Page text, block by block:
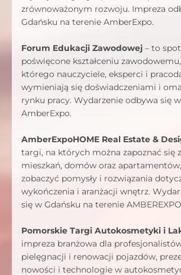
zrównoważonym rozwoju. Impreza
Gdańsku na terenie AmberExpo.
Forum Edukacji Zawodowej – to
poświęcone kształceniu
którego nauczyciele, eksperci i
wymieniają się doświadczeniami i
rynku pracy. Wydarzenie odbywa się
AmberExpo.
AmberExpoHOME Real Estate &
targi, na których można zapoznać się
mieszkań, domów oraz
zobaczyć pomysły i rozwiązania
wykończenia i aranżacji wnętrz.
się w Gdańsku na terenie
Pomorskie Targi Autokosmetyki i
impreza branżowa dla
pielęgnacji i renowacji pojazdów,
nowości i technologie w